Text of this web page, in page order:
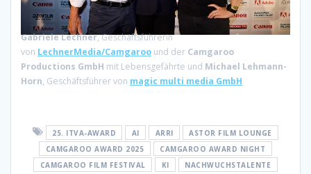
Gabriele Lechner, Geschäftsführerin
von LechnerMedia/Camgaroo und der Camgaroo
Productions GmbH mit Lebensgefährte und Michael Lehmann-
Horn, Geschäftsführer von magic multi media GmbH
25. ITVA-AWARD AI ARRI
ASTOR FILM LOUNGE
CAMGAROO AWARD 2025
CAMGAROO AWARD NIGHT
CAMGAROO FILM FESTIVAL
KI NACHWUCHSTALENTE